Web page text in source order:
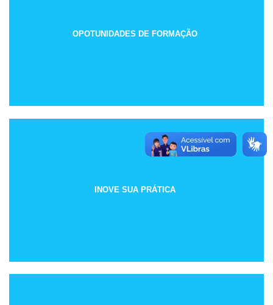
OPOTUNIDADES DE FORMAÇÃO
INOVE SUA PRÁTICA